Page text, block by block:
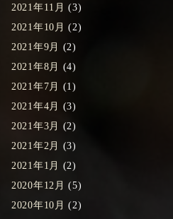
2021年11月 (3)
2021年10月 (2)
2021年9月
(2)
2021年8月
(4)
2021年7月
(1)
2021年4月
(3)
2021年3月
(2)
2021年2月
(3)
2021年1月
(2)
2020年12月 (5)
2020年10月 (2)